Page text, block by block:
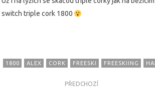
switch triple cork 1800
1800 ALEX CORK FREESKI FREESKIING
PŘEDCHOZÍ